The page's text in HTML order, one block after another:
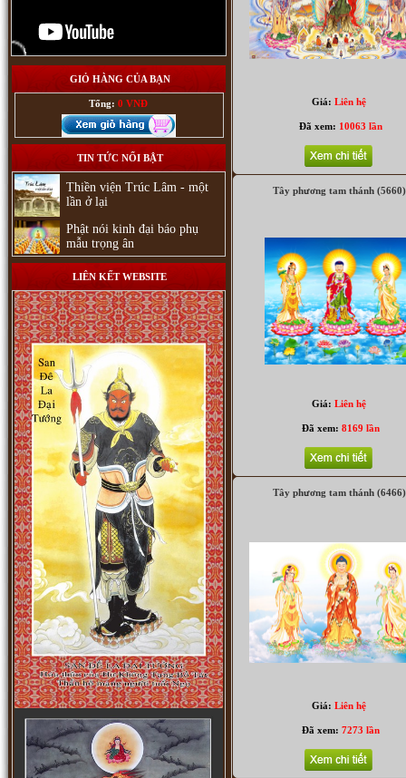
Phật Adida (25)
Phật Dược Sư 7 thế tay (1796)
GIỎ HÀNG CỦA BẠN
Tổng: 0 VNĐ
TIN TỨC NỔI BẬT
Thiền viện Trúc Lâm - một
lần ở lại
Phật nói kinh đại báo phụ
mẫu trọng ân
LIÊN KẾT WEBSITE
Giá:Liên hệ
Đã xem: 10063 lần
Tây phương tam thánh (5660)
Giá:Liên hệ
Đã xem: 8169 lần
Tây phương tam thánh (6466)
Giá:Liên hệ
Đã xem: 7273 lần